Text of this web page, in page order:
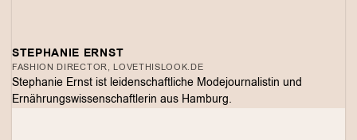
STEPHANIE ERNST
FASHION DIRECTOR, LOVETHISLOOK.DE
Stephanie Ernst ist leidenschaftliche Modejournalistin und
Ernährungswissenschaftlerin aus Hamburg.